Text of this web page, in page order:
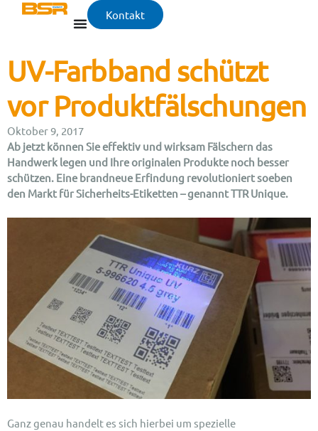
Kontakt
UV-Farbband schützt
vor Produktfälschungen
Oktober 9, 2017
Ab jetzt können Sie effektiv und wirksam Fälschern das
Handwerk legen und Ihre originalen Produkte noch besser
schützen. Eine brandneue Erfindung revolutioniert soeben
den Markt für Sicherheits-Etiketten – genannt TTR Unique.
Ganz genau handelt es sich hierbei um spezielle